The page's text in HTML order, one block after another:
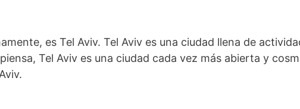
es Tel Aviv. Tel Aviv es una ciudad llena de
Tel Aviv es una ciudad cada vez más abierta y